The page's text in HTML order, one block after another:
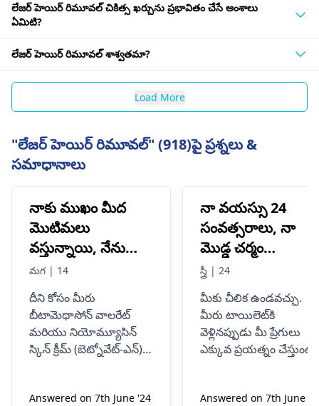
లేజర్ హెయిర్ రిమూవల్ చికిత్స ఖర్చును ప్రభావితం చేసే అంశాలు
ఏమిటి?
లేజర్ హెయిర్ రిమూవల్ శాశ్వతమా?
Load More
"లేజర్ హెయిర్ రిమూవల్" (918)పై ప్రశ్నలు &
సమాధానాలు
నాకు ముఖం మీద
మొటిమలు
వస్తున్నాయి, నేను
బీటామెథాసోన్
వాలరేట్ మరియు
నియోమైసిన్ స్కిన్ క్రీమ్
వాడుతున్నాను.
బెట్నోవేట్-ఎన్
మగ | 14
దీని కోసం మీరు
బీటామెథాసోన్ వాలరేట్
మరియు నియోమ్యూసిన్
స్కిన్ క్రీమ్ (బెట్నోవేట్-ఎన్)
ఆలోచించాలి. ఈ లేపనాలు
Answered on 7th June '24
నా వయస్సు 24
సంవత్సరాలు, నా
మొడ్డ చర్మం
ఊడిపోతోంది
ప్రేగు బయటకు
వచ్చినప్పుడు నాకు
రక్తస్రావం అవుతుంది,
నా యోని ఎర్రగా
స్త్రీ | 24
మీకు చీలిక ఉండవచ్చు.
మీరు టాయిలెట్‌కి
వెళ్లినప్పుడు మీ ప్రేగులు
ఎక్కువ ప్రయత్నం చేస్తుంటే
ఇది విసర్జనను బాధాకరంగా
Answered on 7th June